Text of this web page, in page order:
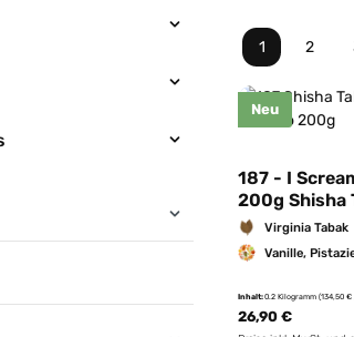
Seite
1
Seite
2
Neu
187 - I
200g Shisha
Virginia Tabak
Vanille,
Inhalt:0.2 Kilogramm (134,50 €
26,90 €